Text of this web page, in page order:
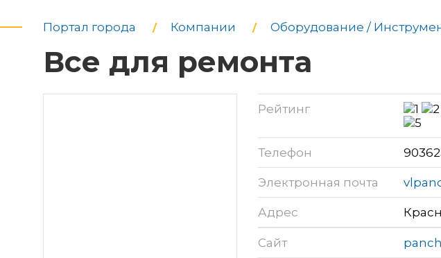
Портал города Компании Оборудование /
Все для ремонта
Рейтинг
Телефон
Электронная почта
Адрес
Сайт